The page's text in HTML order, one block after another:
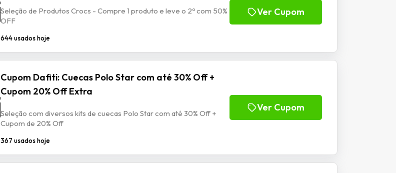
Seleção de Produtos Crocs - Compre 1 produto e leve o 2º com 50%
OFF
644 usados hoje
Ver Cupom
Cupom Dafiti: Cuecas Polo Star com até 30% Off +
Cupom 20% Off Extra
Seleção com diversos kits de cuecas Polo Star com até 30% Off +
Cupom de 20% Off
367 usados hoje
Ver Cupom